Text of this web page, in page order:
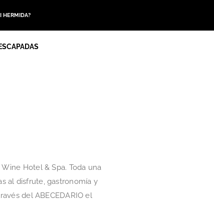
HERMIDA?
ESCAPADAS
Hotel & Spa. Toda una
al disfrute, gastronomía y
del ABECEDARIO el